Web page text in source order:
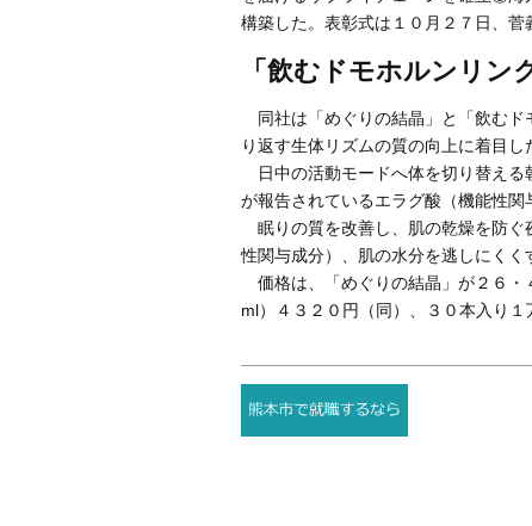
構築した。表彰式は１０月２７日、
「飲むドモホルンリン
同社は「めぐりの結晶」と「飲むド
り返す生体リズムの質の向上に着目し
日中の活動モードへ体を切り替える
が報告されているエラグ酸（機能性関
眠りの質を改善し、肌の乾燥を防ぐ
性関与成分）、肌の水分を逃しにくく
価格は、「めぐりの結晶」が２６・
ml）４３２０円（同）、３０本入り１